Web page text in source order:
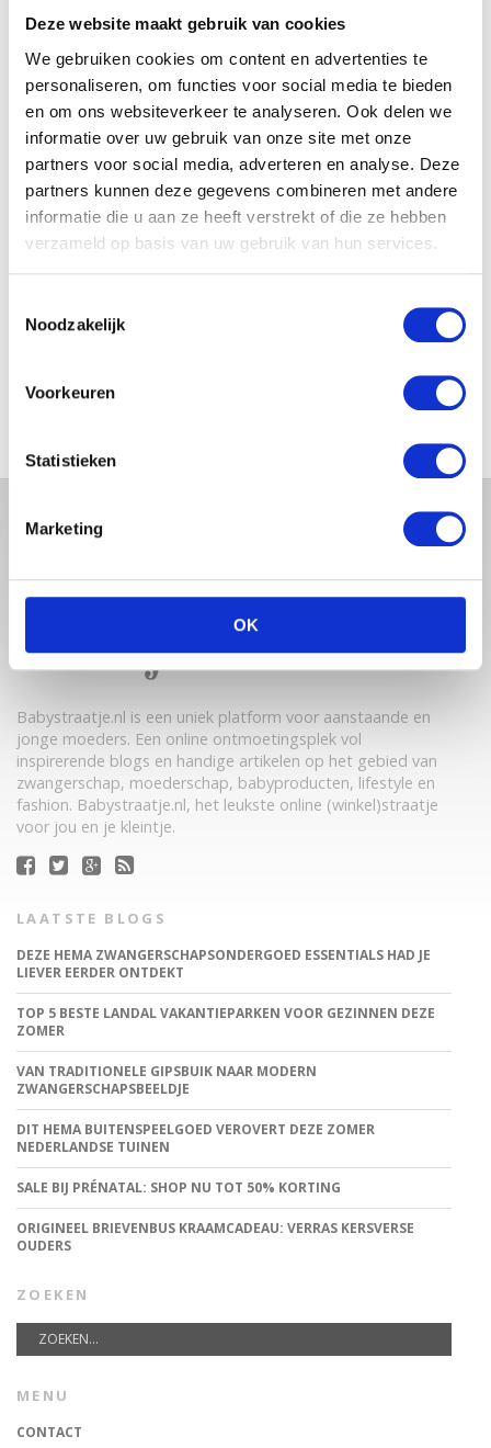
Deze website maakt gebruik van cookies
We gebruiken cookies om content en advertenties te
personaliseren, om functies voor social media te bieden
en om ons websiteverkeer te analyseren. Ook delen we
informatie over uw gebruik van onze site met onze
partners voor social media, adverteren en analyse. Deze
partners kunnen deze gegevens combineren met andere
informatie die u aan ze heeft verstrekt of die ze hebben
verzameld op basis van uw gebruik van hun services.
Noodzakelijk
Voorkeuren
Statistieken
Marketing
OK
STARTEN MET SPORTEN NA JE
ZWANGERSCHAP. EEN AANTAL
CONCRETE TIPS HOE JE DIT
HET BESTE AANPAKT
IN SHAPE NA DE BEVALLING?
LEES HOE JE KUNT AFVALLEN
ZÓNDER ALLERLEI ZWARE
Babystraatje.nl is een uniek platform voor aanstaande en
jonge moeders. Een online ontmoetingsplek vol
inspirerende blogs en handige artikelen op het gebied van
zwangerschap, moederschap, babyproducten, lifestyle en
fashion. Babystraatje.nl, het leukste online (winkel)straatje
voor jou en je kleintje.
LAATSTE BLOGS
DEZE HEMA ZWANGERSCHAPSONDERGOED ESSENTIALS HAD JE
LIEVER EERDER ONTDEKT
TOP 5 BESTE LANDAL VAKANTIEPARKEN VOOR GEZINNEN DEZE
ZOMER
VAN TRADITIONELE GIPSBUIK NAAR MODERN
ZWANGERSCHAPSBEELDJE
DIT HEMA BUITENSPEELGOED VEROVERT DEZE ZOMER
NEDERLANDSE TUINEN
SALE BIJ PRÉNATAL: SHOP NU TOT 50% KORTING
ORIGINEEL BRIEVENBUS KRAAMCADEAU: VERRAS KERSVERSE
OUDERS
ZOEKEN
MENU
CONTACT